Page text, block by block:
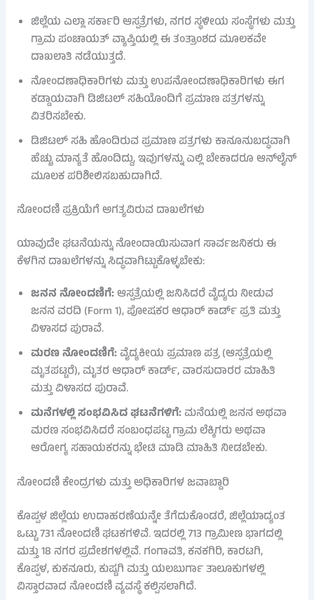
ಜಿಲ್ಲೆಯ ಎಲ್ಲಾ ಸರ್ಕಾರಿ ಆಸ್ಪತ್ರೆಗಳು, ನಗರ ಸ್ಥಳೀಯ ಸಂಸ್ಥೆಗಳು ಮತ್ತು
ಗ್ರಾಮ ಪಂಚಾಯತ್ ವ್ಯಾಪ್ತಿಯಲ್ಲಿ ಈ ತಂತ್ರಾಂಶದ ಮೂಲಕವೇ
ದಾಖಲಾತಿ ನಡೆಯುತ್ತದೆ.
ನೋಂದಣಾಧಿಕಾರಿಗಳು ಮತ್ತು ಉಪನೋಂದಣಾಧಿಕಾರಿಗಳು ಈಗ
ಕಡ್ಡಾಯವಾಗಿ ಡಿಜಿಟಲ್ ಸಹಿಯೊಂದಿಗೆ ಪ್ರಮಾಣ ಪತ್ರಗಳನ್ನು
ವಿತರಿಸಬೇಕು.
ಡಿಜಿಟಲ್ ಸಹಿ ಹೊಂದಿರುವ ಪ್ರಮಾಣ ಪತ್ರಗಳು ಕಾನೂನುಬದ್ಧವಾಗಿ
ಹೆಚ್ಚು ಮಾನ್ಯತೆ ಹೊಂದಿದ್ದು, ಇವುಗಳನ್ನು ಎಲ್ಲಿ ಬೇಕಾದರೂ ಆನ್‌ಲೈನ್
ಮೂಲಕ ಪರಿಶೀಲಿಸಬಹುದಾಗಿದೆ.
ನೋಂದಣಿ ಪ್ರಕ್ರಿಯೆಗೆ ಅಗತ್ಯವಿರುವ ದಾಖಲೆಗಳು
ಯಾವುದೇ ಘಟನೆಯನ್ನು ನೋಂದಾಯಿಸುವಾಗ ಸಾರ್ವಜನಿಕರು ಈ
ಕೆಳಗಿನ ದಾಖಲೆಗಳನ್ನು ಸಿದ್ಧವಾಗಿಟ್ಟುಕೊಳ್ಳಬೇಕು:
ಜನನ ನೋಂದಣಿಗೆ:ಆಸ್ಪತ್ರೆಯಲ್ಲಿ ಜನಿಸಿದರೆ ವೈದ್ಯರು ನೀಡುವ
ಜನನ ವರದಿ (Form 1), ಪೋಷಕರ ಆಧಾರ್ ಕಾರ್ಡ್ ಪ್ರತಿ ಮತ್ತು
ವಿಳಾಸದ ಪುರಾವೆ.
ಮರಣ ನೋಂದಣಿಗೆ:ವೈದ್ಯಕೀಯ ಪ್ರಮಾಣ ಪತ್ರ (ಆಸ್ಪತ್ರೆಯಲ್ಲಿ
ಮೃತಪಟ್ಟರೆ), ಮೃತರ ಆಧಾರ್ ಕಾರ್ಡ್, ವಾರಸುದಾರರ ಮಾಹಿತಿ
ಮತ್ತು ವಿಳಾಸದ ಪುರಾವೆ.
ಮನೆಗಳಲ್ಲಿ ಸಂಭವಿಸಿದ ಘಟನೆಗಳಿಗೆ:ಮನೆಯಲ್ಲಿ ಜನನ ಅಥವಾ
ಮರಣ ಸಂಭವಿಸಿದರೆ ಸಂಬಂಧಪಟ್ಟ ಗ್ರಾಮ ಲೆಕ್ಕಿಗರು ಅಥವಾ
ಆರೋಗ್ಯ ಸಹಾಯಕರನ್ನು ಭೇಟಿ ಮಾಡಿ ಮಾಹಿತಿ ನೀಡಬೇಕು.
ನೋಂದಣಿ ಕೇಂದ್ರಗಳು ಮತ್ತು ಅಧಿಕಾರಿಗಳ ಜವಾಬ್ದಾರಿ
ಕೊಪ್ಪಳ ಜಿಲ್ಲೆಯ ಉದಾಹರಣೆಯನ್ನೇ ತೆಗೆದುಕೊಂಡರೆ, ಜಿಲ್ಲೆಯಾದ್ಯಂತ
ಒಟ್ಟು 731 ನೋಂದಣಿ ಘಟಕಗಳಿವೆ. ಇದರಲ್ಲಿ 713 ಗ್ರಾಮೀಣ ಭಾಗದಲ್ಲಿ
ಮತ್ತು 18 ನಗರ ಪ್ರದೇಶಗಳಲ್ಲಿವೆ. ಗಂಗಾವತಿ, ಕನಕಗಿರಿ, ಕಾರಟಗಿ,
ಕೊಪ್ಪಳ, ಕುಕನೂರು, ಕುಷ್ಟಗಿ ಮತ್ತು ಯಲಬುರ್ಗಾ ತಾಲೂಕುಗಳಲ್ಲಿ
ವಿಸ್ತಾರವಾದ ನೋಂದಣಿ ವ್ಯವಸ್ಥೆ ಕಲ್ಪಿಸಲಾಗಿದೆ.